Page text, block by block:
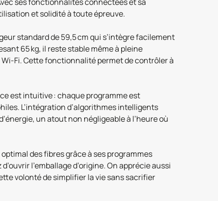
et solidité à toute épreuve.
standard de 59,5 cm qui s’intègre facilement
65 kg, il reste stable même à pleine
Fi. Cette fonctionnalité permet de contrôler à
est intuitive : chaque programme est
L’intégration d’algorithmes intelligents
un atout non négligeable à l’heure où
des fibres grâce à ses programmes
l’emballage d’origine. On apprécie aussi
volonté de simplifier la vie sans sacrifier